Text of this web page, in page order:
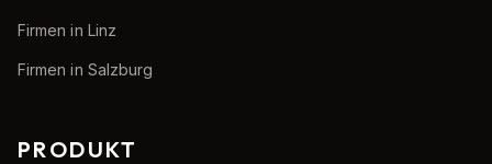
Firmen in Linz
Firmen in Salzburg
PRODUKT